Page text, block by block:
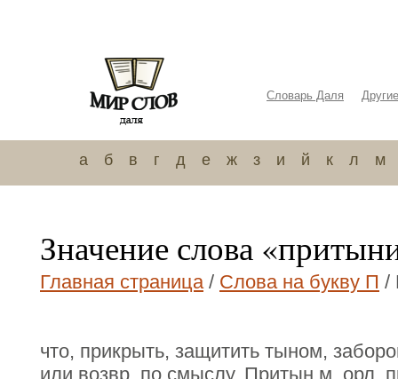
Словарь Даля
а б в г д е ж з и й к л м
Значение слова
Главная страница/ Слова на букву П /
что, прикрыть, защитить тыном,
или возвр. по смыслу. Притын м. орл.